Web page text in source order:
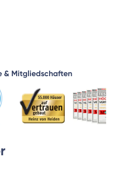
& Mitgliedschaften